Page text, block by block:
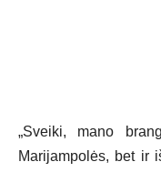
„Sveiki, mano
Marijampolės, bet ir